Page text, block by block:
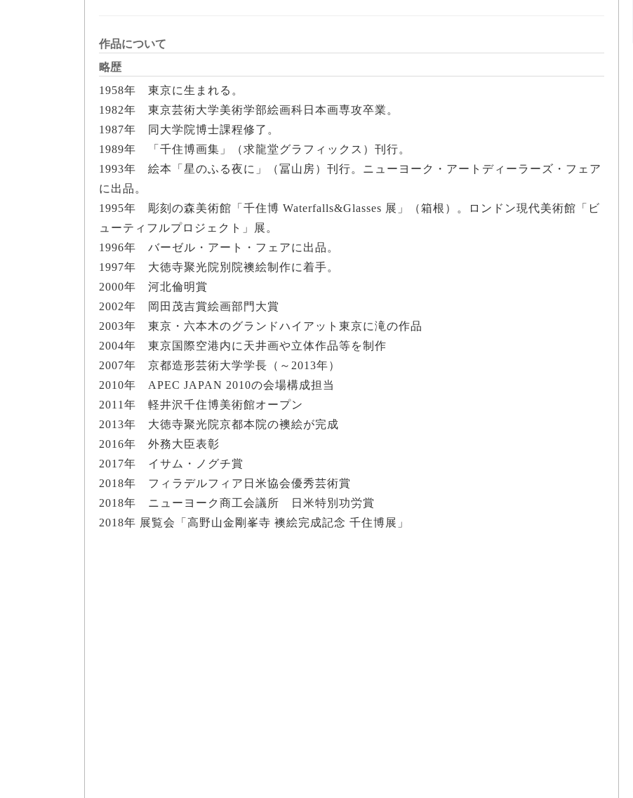
作品について
略歴
1958年 東京に生まれる。
1982年 東京芸術大学美術学部絵画科日本画専攻卒業。
1987年 同大学院博士課程修了。
1989年 「千住博画集」（求龍堂グラフィックス）刊行。
1993年 絵本「星のふる夜に」（冨山房）刊行。ニューヨーク・アートディーラーズ・フェア
に出品。
1995年 彫刻の森美術館「千住博 Waterfalls&Glasses 展」（箱根）。ロンドン現代美術館「ビ
ューティフルプロジェクト」展。
1996年 バーゼル・アート・フェアに出品。
1997年 大徳寺聚光院別院襖絵制作に着手。
2000年 河北倫明賞
2002年 岡田茂吉賞絵画部門大賞
2003年 東京・六本木のグランドハイアット東京に滝の作品
2004年 東京国際空港内に天井画や立体作品等を制作
2007年 京都造形芸術大学学長（～2013年）
2010年 APEC JAPAN 2010の会場構成担当
2011年 軽井沢千住博美術館オープン
2013年 大徳寺聚光院京都本院の襖絵が完成
2016年 外務大臣表彰
2017年 イサム・ノグチ賞
2018年 フィラデルフィア日米協会優秀芸術賞
2018年 ニューヨーク商工会議所 日米特別功労賞
2018年 展覧会「高野山金剛峯寺 襖絵完成記念 千住博展」